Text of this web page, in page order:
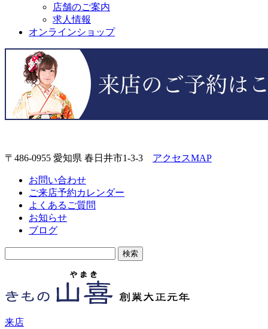
店舗のご案内
求人情報
オンラインショップ
〒486-0955 愛知県 春日井市1-3-3 アクセスMAP
お問い合わせ
ご来店予約カレンダー
よくあるご質問
お知らせ
ブログ
来店